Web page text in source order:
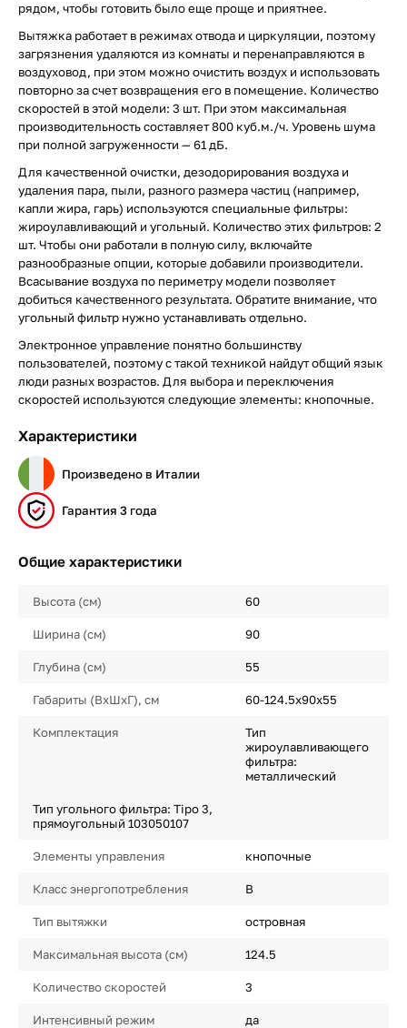
рядом, чтобы готовить было еще проще и приятнее.
Вытяжка работает в режимах отвода и циркуляции, поэтому
загрязнения удаляются из комнаты и перенаправляются в
воздуховод, при этом можно очистить воздух и использовать
повторно за счет возвращения его в помещение. Количество
скоростей в этой модели: 3 шт. При этом максимальная
производительность составляет 800 куб.м./ч. Уровень шума
при полной загруженности — 61 дБ.
Для качественной очистки, дезодорирования воздуха и
удаления пара, пыли, разного размера частиц (например,
капли жира, гарь) используются специальные фильтры:
жироулавливающий и угольный. Количество этих фильтров: 2
шт. Чтобы они работали в полную силу, включайте
разнообразные опции, которые добавили производители.
Всасывание воздуха по периметру модели позволяет
добиться качественного результата. Обратите внимание, что
угольный фильтр нужно устанавливать отдельно.
Электронное управление понятно большинству
пользователей, поэтому с такой техникой найдут общий язык
люди разных возрастов. Для выбора и переключения
скоростей используются следующие элементы: кнопочные.
Характеристики
Произведено в Италии
Гарантия 3 года
Общие характеристики
Высота (см) 60
Ширина (см) 90
Глубина (см) 55
Габариты (ВхШхГ), см 60-124.5х90х55
Комплектация
Тип
жироулавливающего
фильтра:
металлический
Тип угольного фильтра: Tipo 3,
прямоугольный 103050107
Элементы управления кнопочные
Класс энергопотребления B
Тип вытяжки островная
Максимальная высота (см) 124.5
Количество скоростей 3
Интенсивный режим да